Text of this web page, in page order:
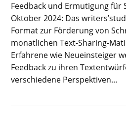
Feedback und Ermutigung für
Oktober 2024: Das
Format zur Förderung von
monatlichen Text-Sharing-
Erfahrene wie Neueinsteiger
Feedback zu ihren
verschiedene Perspektiven…